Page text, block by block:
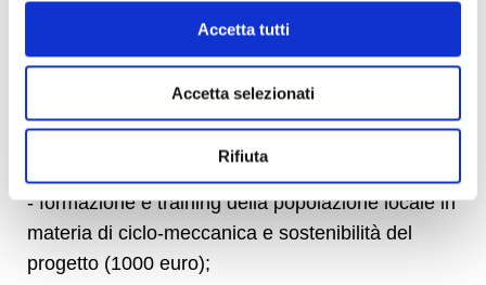
Accetta tutti
Accetta selezionati
Rifiuta
Nello specifico, i fondi verranno così utilizzati:
ricambio, attrezzi per il recupero delle biciclette e
messa su strada (2000 euro);
- formazione e training della popolazione locale in
materia di ciclo-meccanica e sostenibilità del
progetto (1000 euro);